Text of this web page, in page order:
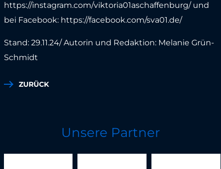
https://instagram.com/viktoria01aschaffenburg/ und
bei Facebook: https://facebook.com/sva01.de/
Stand: 29.11.24/ Autorin und Redaktion: Melanie Grün-
Schmidt
ZURÜCK
Unsere Partner